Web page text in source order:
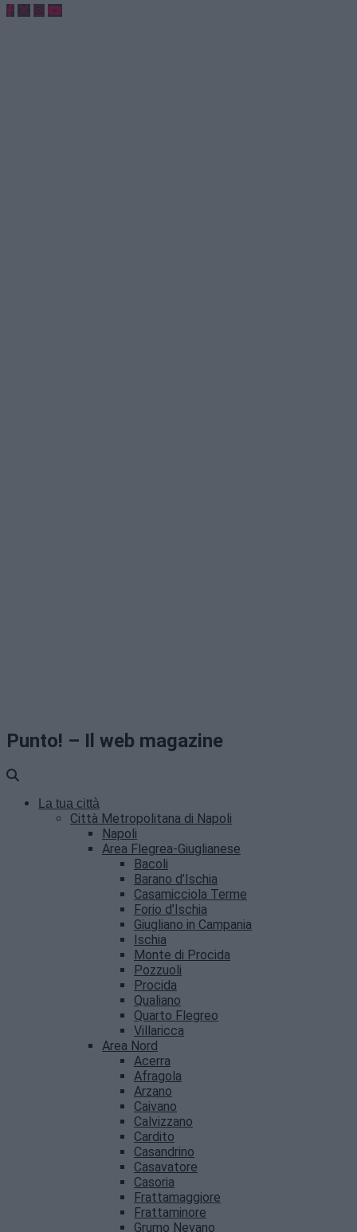
Punto! – Il web magazine
La tua città
Città Metropolitana di Napoli
Napoli
Area Flegrea-Giuglianese
Bacoli
Barano d’Ischia
Casamicciola Terme
Forio d’Ischia
Giugliano in Campania
Ischia
Monte di Procida
Pozzuoli
Procida
Qualiano
Quarto Flegreo
Villaricca
Area Nord
Acerra
Afragola
Arzano
Caivano
Calvizzano
Cardito
Casandrino
Casavatore
Casoria
Frattamaggiore
Frattaminore
Grumo Nevano